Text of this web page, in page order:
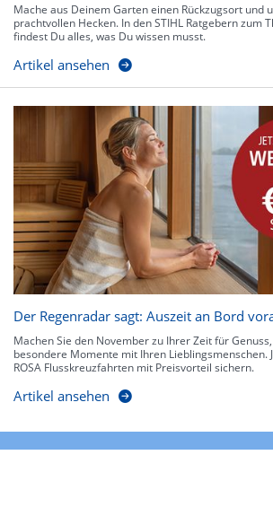
Mache aus Deinem Garten einen Rückzugsort und
prachtvollen Hecken. In den STIHL Ratgebern zum
findest Du alles, was Du wissen musst.
Artikel ansehen
Der Regenradar sagt: Auszeit an Bord
Machen Sie den November zu Ihrer Zeit für
besondere Momente mit Ihren Lieblingsmenschen.
ROSA Flusskreuzfahrten mit Preisvorteil sichern.
Artikel ansehen